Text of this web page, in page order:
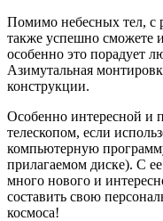
Помимо небесных тел, с
также успешно сможете
особенно это порадует
Азимутальная
конструкции.
Особенно интересной и
телескопом, если
компьютерную
прилагаемом диске). С
много нового и
составить свою
космоса!